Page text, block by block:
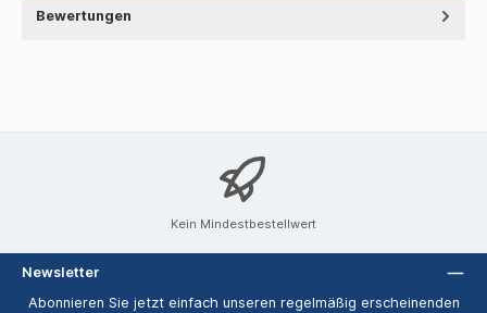
Bewertungen
Kein Mindestbestellwert
Newsletter
Abonnieren Sie jetzt einfach unseren regelmäßig erscheinenden